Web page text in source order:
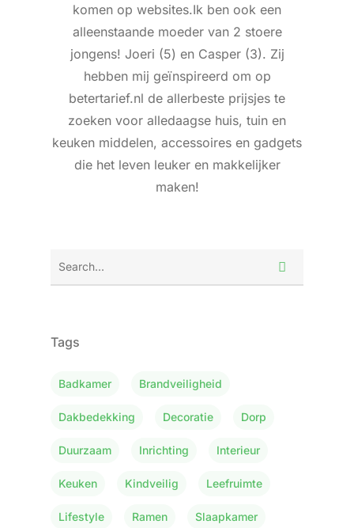
komen op websites.Ik ben ook een
alleenstaande moeder van 2 stoere
jongens! Joeri (5) en Casper (3). Zij
hebben mij geïnspireerd om op
betertarief.nl de allerbeste prijsjes te
zoeken voor alledaagse huis, tuin en
keuken middelen, accessoires en gadgets
die het leven leuker en makkelijker
maken!
Tags
Badkamer Brandveiligheid
Dakbedekking Decoratie Dorp
Duurzaam Inrichting Interieur
Keuken Kindveilig Leefruimte
Lifestyle Ramen Slaapkamer